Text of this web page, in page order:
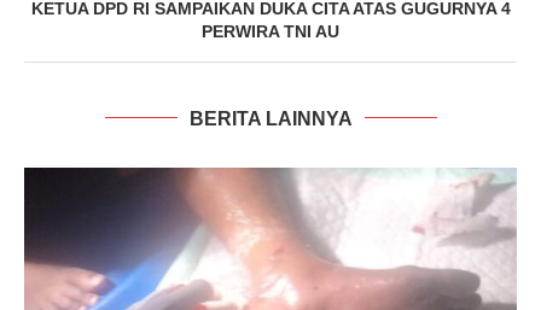
KETUA DPD RI SAMPAIKAN DUKA CITA ATAS GUGURNYA 4
PERWIRA TNI AU
BERITA LAINNYA